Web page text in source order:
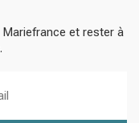
et rester à